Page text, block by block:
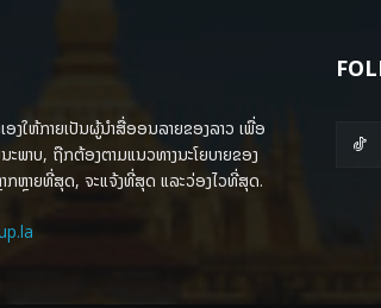
ງໃຫ້ກາຍເປັນຜູ້ນຳສື່ອອນລາຍຂອງລາວ ເພື່ອ
ພາບ, ຖືກຕ້ອງຕາມແນວທາງນະໂຍບາຍຂອງ
ຫຼາຍທີ່ສຸດ, ຈະແຈ້ງທີ່ສຸດ ແລະວ່ອງໄວທີ່ສຸດ.